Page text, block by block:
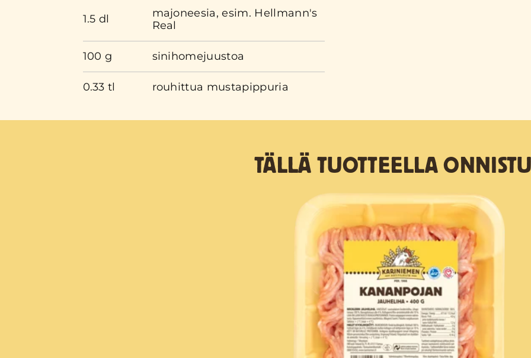
1.5 dl
majoneesia, esim. Hellmann's
Real
100 g sinihomejuustoa
0.33 tl rouhittua mustapippuria
TÄLLÄ TUOTTEELLA